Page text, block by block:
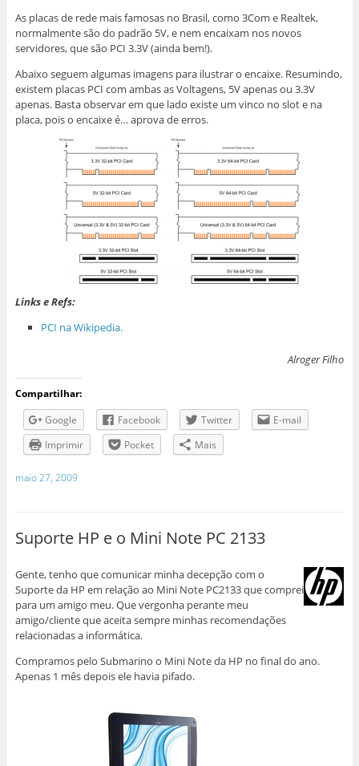
As placas de rede mais famosas no Brasil, como 3Com e Realtek,
normalmente são do padrão 5V, e nem encaixam nos novos
servidores, que são PCI 3.3V (ainda bem!).
Abaixo seguem algumas imagens para ilustrar o encaixe. Resumindo,
existem placas PCI com ambas as Voltagens, 5V apenas ou 3.3V
apenas. Basta observar em que lado existe um vinco no slot e na
placa, pois o encaixe é… aprova de erros.
Links e Refs:
PCI na Wikipedia.
Alroger Filho
Compartilhar:
Google
Facebook Twitter
E-mail
Imprimir
Pocket Mais
maio 27, 2009
Suporte HP e o Mini Note PC 2133
Gente, tenho que comunicar minha decepção com o
Suporte da HP em relação ao Mini Note PC2133 que comprei
para um amigo meu. Que vergonha perante meu
amigo/cliente que aceita sempre minhas recomendações
relacionadas a informática.
Compramos pelo Submarino o Mini Note da HP no final do ano.
Apenas 1 mês depois ele havia pifado.